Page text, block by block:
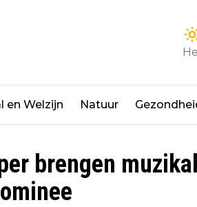
en Welzijn Natuur
brengen